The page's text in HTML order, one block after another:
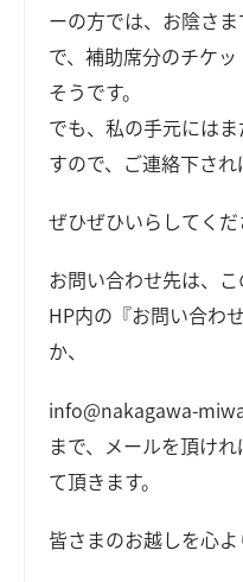
ーの方では、お陰さ
で、補助席分のチケ
そうです。
でも、私の手元には
すので、ご連絡下さ
ぜひぜひいらしてく
お問い合わせ先は、こ
HP内の『お問い合わ
か、
info@nakagawa-
まで、メールを頂け
て頂きます。
皆さまのお越しを心